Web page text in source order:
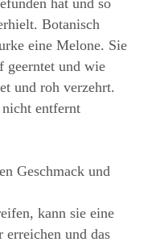
hat und so
Botanisch
eine Melone. Sie
geerntet und wie
und roh verzehrt.
entfernt
Geschmack und
kann sie eine
und das